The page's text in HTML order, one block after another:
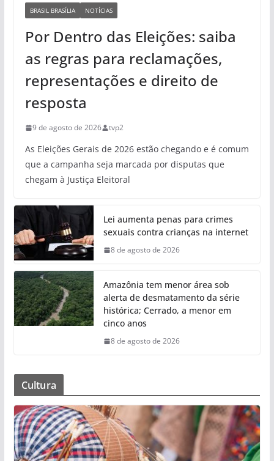
BRASIL BRASÍLIA NOTÍCIAS
Por Dentro das Eleições: saiba
as regras para reclamações,
representações e direito de
resposta
9 de agosto de 2026 tvp2
As Eleições Gerais de 2026 estão chegando e é comum
que a campanha seja marcada por disputas que
chegam à Justiça Eleitoral
Lei aumenta penas para crimes
sexuais contra crianças na internet
8 de agosto de 2026
Amazônia tem menor área sob
alerta de desmatamento da série
histórica; Cerrado, a menor em
cinco anos
8 de agosto de 2026
Cultura